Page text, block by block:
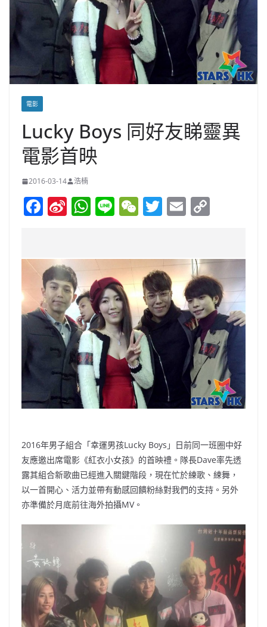
電影
Lucky Boys 同好友睇靈異
電影首映
2016-03-14 浩楠
F
e
b
o
o
k
Si
W
ei
b
o
W
s
A
p
p
Li W
h
at
T
er
E
l y
Li
n
k
2016年男子組合「幸運男孩Lucky Boys」日前同一班圈中好
友應邀出席電影《紅衣小女孩》的首映禮。隊長Dave率先透
露其組合新歌曲已經進入關鍵階段，現在忙於練歌、綀舞，
以一首開心、活力並帶有動感回饋粉絲對我們的支持。另外
亦準備於月底前往海外拍攝MV。